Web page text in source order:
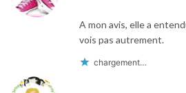
A mon avis, elle a
vois pas autrement.
chargement…